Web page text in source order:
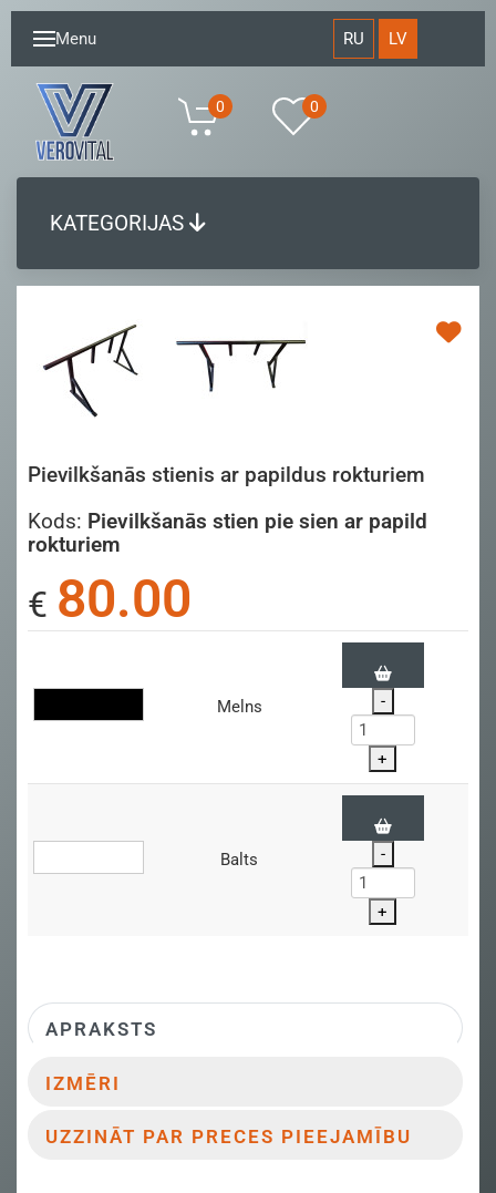
Menu RU LV
0 0
KATEGORIJAS
Pievilkšanās stienis ar papildus rokturiem
Kods: Pievilkšanās stien pie sien ar papild
rokturiem
€ 80.00
Melns -
+
Balts -
+
APRAKSTS
IZMĒRI
UZZINĀT PAR PRECES PIEEJAMĪBU